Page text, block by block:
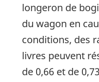
longeron de
du wagon en
conditions, des
livres peuvent
de 0,66 et de